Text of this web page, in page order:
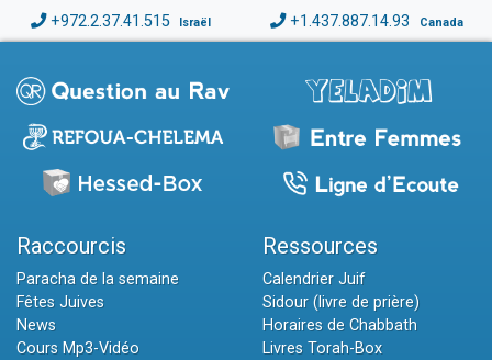
+972.2.37.41.515 Israël +1.437.887.14.93 Canada
Raccourcis
Paracha de la semaine
Fêtes Juives
News
Cours Mp3-Vidéo
Ressources
Calendrier Juif
Sidour (livre de prière)
Horaires de Chabbath
Livres Torah-Box